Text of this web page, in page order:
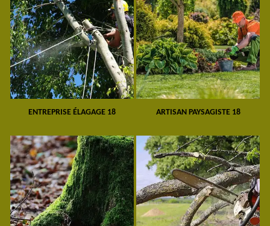
ENTREPRISE ÉLAGAGE 18 ARTISAN PAYSAGISTE 18